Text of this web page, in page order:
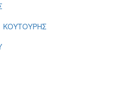
ΚΟΥΤΟΥΡΗΣ